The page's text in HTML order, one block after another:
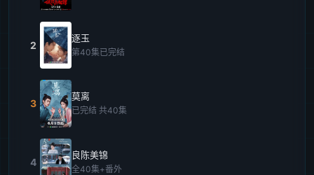
2
逐玉
第40集已完结
3
莫离
已完结 共40集
4
良陈美锦
全40集+番外